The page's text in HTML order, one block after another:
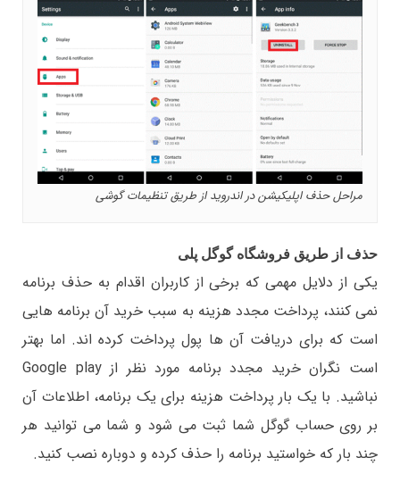
مراحل حذف اپلیکیشن در اندروید از طریق تنظیمات گوشی
حذف از طریق فروشگاه گوگل پلی
یکی از دلایل مهمی که برخی از کاربران اقدام به حذف برنامه
نمی کنند، پرداخت مجدد هزینه به سبب خرید آن برنامه هایی
است که برای دریافت آن ها پول پرداخت کرده اند. اما بهتر
است نگران خرید مجدد برنامه مورد نظر از Google play
نباشید. با یک بار پرداخت هزینه برای یک برنامه، اطلاعات آن
بر روی حساب گوگل شما ثبت می شود و شما می توانید هر
چند بار که خواستید برنامه را حذف کرده و دوباره نصب کنید.